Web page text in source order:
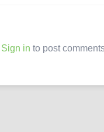
Sign in to post